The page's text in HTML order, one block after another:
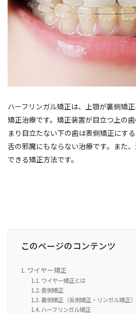
ハーフリンガル矯正は、上顎が裏側矯
矯正治療です。矯正装置が目立つ上の
まり目立たない下の歯は表側矯正にする
舌の邪魔にもならない治療です。また
できる矯正方法です。
このページのコンテンツ
ワイヤー矯正
ワイヤー矯正とは
表側矯正
裏側矯正（舌側矯正・リンガル矯正）
ハーフリンガル矯正